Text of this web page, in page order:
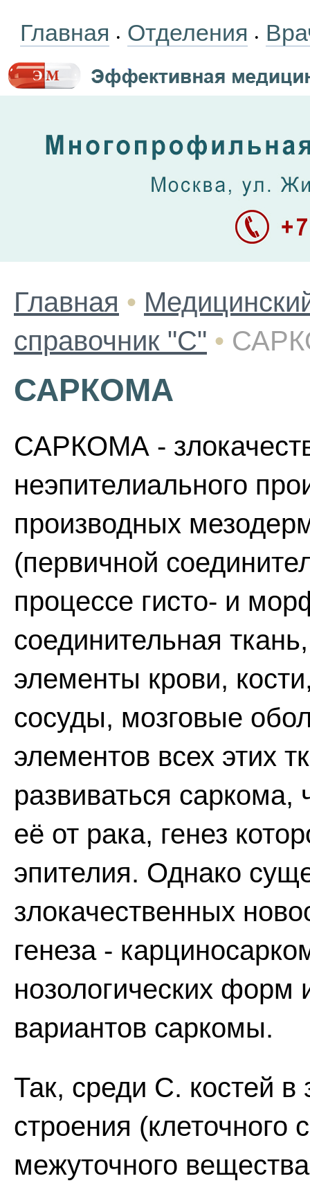
Главная • Отделения •
Главная •
справочник "С" •
САРКОМА
САРКОМА -
неэпителиального
производных
(первичной
процессе гисто- и
соединительная
элементы крови,
сосуды, мозговые
элементов всех этих
развиваться саркома,
её от рака, генез
эпителия. Однако
злокачественных
генеза -
нозологических форм
вариантов саркомы.
Так, среди С. костей в
строения (клеточного
межуточного